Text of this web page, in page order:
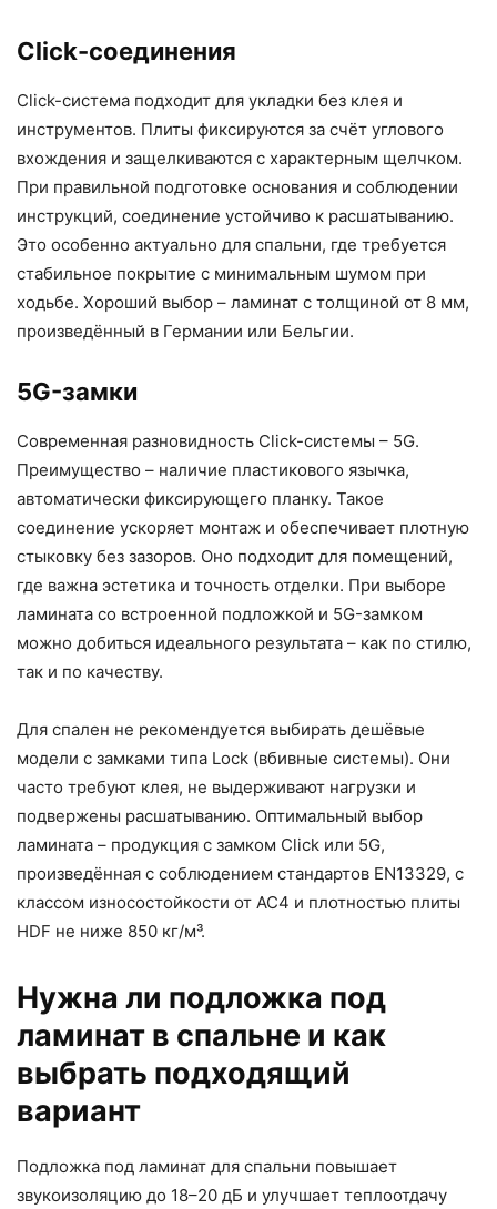
Click-соединения
Click-система подходит для укладки без клея и
инструментов. Плиты фиксируются за счёт углового
вхождения и защелкиваются с характерным щелчком.
При правильной подготовке основания и соблюдении
инструкций, соединение устойчиво к расшатыванию.
Это особенно актуально для спальни, где требуется
стабильное покрытие с минимальным шумом при
ходьбе. Хороший выбор – ламинат с толщиной от 8 мм,
произведённый в Германии или Бельгии.
5G-замки
Современная разновидность Click-системы – 5G.
Преимущество – наличие пластикового язычка,
автоматически фиксирующего планку. Такое
соединение ускоряет монтаж и обеспечивает плотную
стыковку без зазоров. Оно подходит для помещений,
где важна эстетика и точность отделки. При выборе
ламината со встроенной подложкой и 5G-замком
можно добиться идеального результата – как по стилю,
так и по качеству.
Для спален не рекомендуется выбирать дешёвые
модели с замками типа Lock (вбивные системы). Они
часто требуют клея, не выдерживают нагрузки и
подвержены расшатыванию. Оптимальный выбор
ламината – продукция с замком Click или 5G,
произведённая с соблюдением стандартов EN13329, с
классом износостойкости от AC4 и плотностью плиты
HDF не ниже 850 кг/м³.
Нужна ли подложка под
ламинат в спальне и как
выбрать подходящий
вариант
Подложка под ламинат для спальни повышает
звукоизоляцию до 18–20 дБ и улучшает теплоотдачу